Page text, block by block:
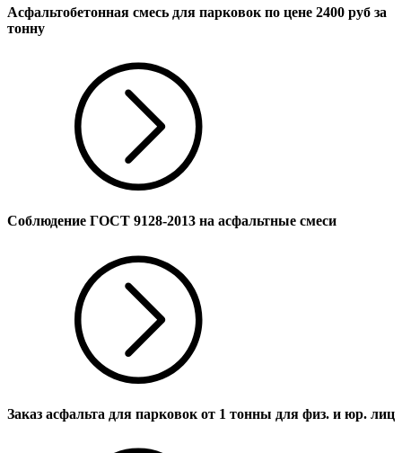
Асфальтобетонная смесь для парковок по цене 2400 руб за
тонну
Соблюдение ГОСТ 9128-2013 на асфальтные смеси
Заказ асфальта для парковок от 1 тонны для физ. и юр. лиц